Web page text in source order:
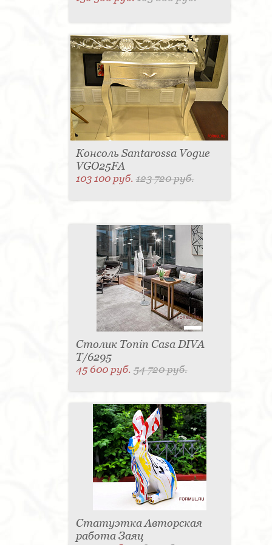
Консоль Santarossa Vogue
VGO25FA
103 100 руб.123 720 руб.
Столик Tonin Casa DIVA
T/6295
45 600 руб.54 720 руб.
Статуэтка Авторская
работа Заяц